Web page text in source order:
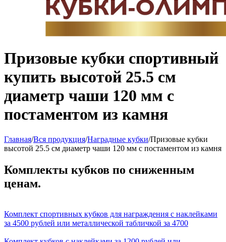
Призовые кубки спортивный
купить высотой 25.5 см
диаметр чаши 120 мм с
постаментом из камня
Главная/Вся продукция/Наградные кубки/Призовые кубки
высотой 25.5 см диаметр чаши 120 мм с постаментом из камня
Комплекты кубков по сниженным
ценам.
Комплект спортивных кубков для награждения с наклейками
за 4500 рублей или металлической табличкой за 4700